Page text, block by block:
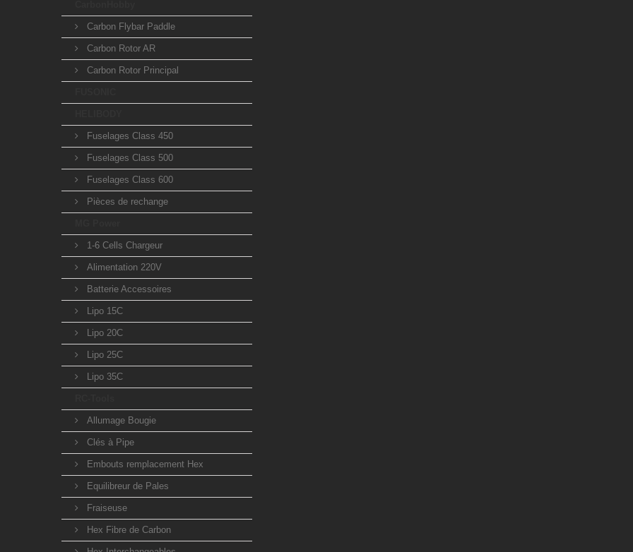
Carbon Flybar Paddle
Carbon Rotor AR
Carbon Rotor Principal
Fuselages Class 450
Fuselages Class 500
Fuselages Class 600
Pièces de rechange
1-6 Cells Chargeur
Alimentation 220V
Batterie Accessoires
Lipo 15C
Lipo 20C
Lipo 25C
Lipo 35C
Allumage Bougie
Clés à Pipe
Embouts remplacement Hex
Equilibreur de Pales
Fraiseuse
Hex Fibre de Carbon